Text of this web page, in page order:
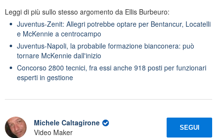
Leggi di più sullo stesso argomento da Ellis Burbeuro:
Juventus-Zenit: Allegri potrebbe optare per Bentancur, Locatelli
e McKennie a centrocampo
Juventus-Napoli, la probabile formazione bianconera: può
tornare McKennie dall'inizio
Concorso 2800 tecnici, fra essi anche 918 posti per funzionari
esperti in gestione
Michele Caltagirone
Video Maker
SEGUI